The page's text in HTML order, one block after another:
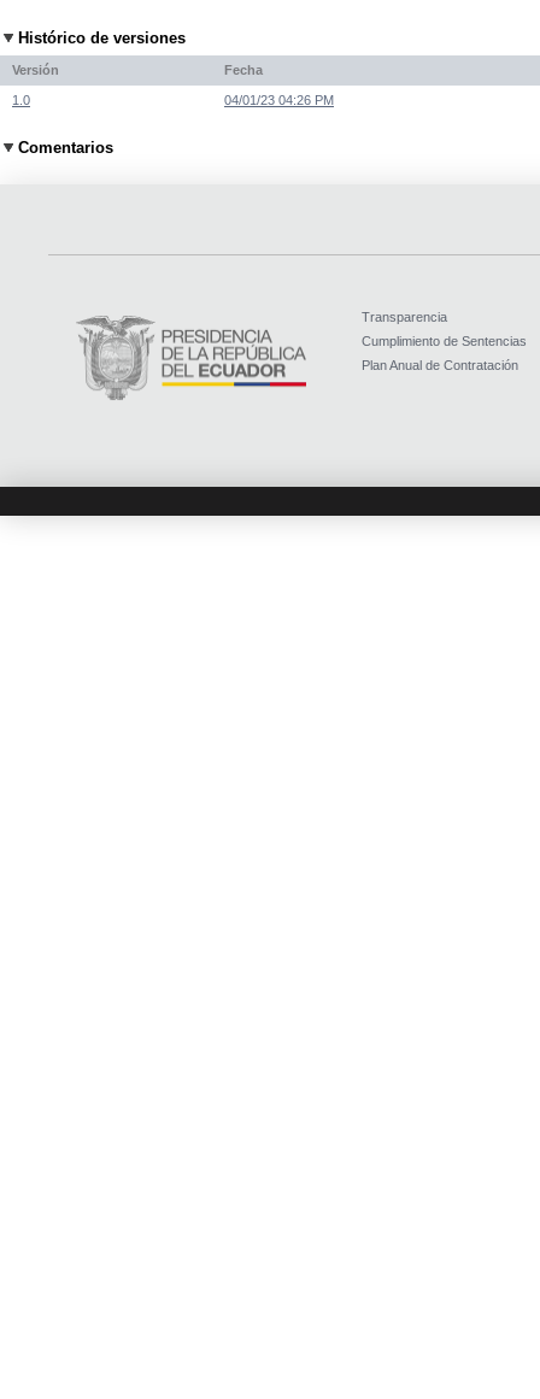
Histórico de versiones
Versión Fecha
1.0 04/01/23 04:26 PM
Comentarios
Transparencia
Cumplimiento de Sentencias
Plan Anual de Contratación